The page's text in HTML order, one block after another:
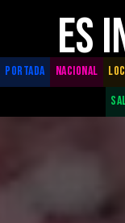
ES
PORTADA NACIONAL